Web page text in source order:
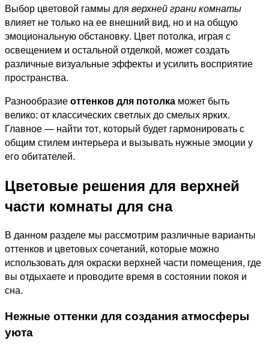
Выбор цветовой гаммы для верхней грани комнаты
влияет не только на ее внешний вид, но и на общую
эмоциональную обстановку. Цвет потолка, играя с
освещением и остальной отделкой, может создать
различные визуальные эффекты и усилить восприятие
пространства.
Разнообразиеоттенков для потолка может быть
велико: от классических светлых до смелых ярких.
Главное — найти тот, который будет гармонировать с
общим стилем интерьера и вызывать нужные эмоции у
его обитателей.
Цветовые решения для верхней
части комнаты для сна
В данном разделе мы рассмотрим различные варианты
оттенков и цветовых сочетаний, которые можно
использовать для окраски верхней части помещения, где
вы отдыхаете и проводите время в состоянии покоя и
сна.
Нежные оттенки для создания атмосферы
уюта